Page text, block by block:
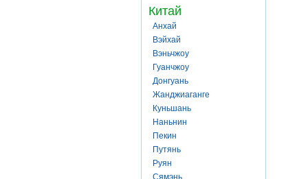
Китай
Анхай
Вэйхай
Вэньчжоу
Гуанчжоу
Донгуань
Жанджиаганге
Куньшань
Наньнин
Пекин
Путянь
Руян
Сямэнь